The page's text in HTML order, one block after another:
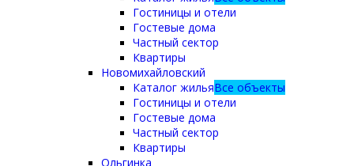
Гостиницы и отели
Гостевые дома
Частный сектор
Квартиры
Новомихайловский
Каталог жильяВсе объекты
Гостиницы и отели
Гостевые дома
Частный сектор
Квартиры
Ольгинка